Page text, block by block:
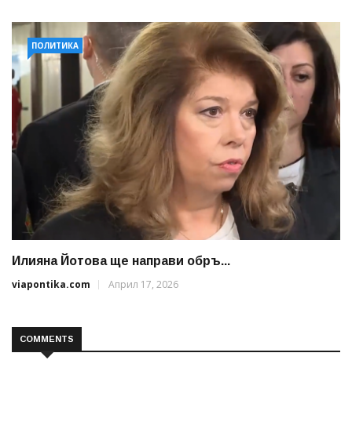
ПОЛИТИКА
Илияна Йотова ще направи обръ...
viapontika.com
Април 17, 2026
COMMENTS